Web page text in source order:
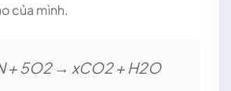
của mình.
+ 5O2 → xCO2 + H2O